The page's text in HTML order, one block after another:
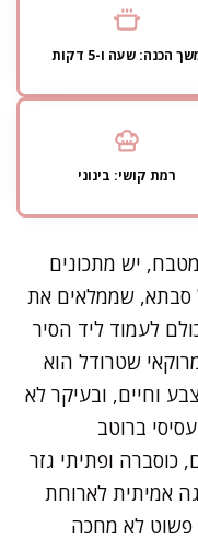
הכנה: שעה ו-5 דקות
רמת קושי: בינוני
יש מתכונים
סבתא, שממלאים את
לעמוד ליד הסיר
שטרודל הוא
וחיים, ובעיקר לא
ברוטב
ופתיתי גזר
אמיתית לארוחת
פשוט לא מחכה